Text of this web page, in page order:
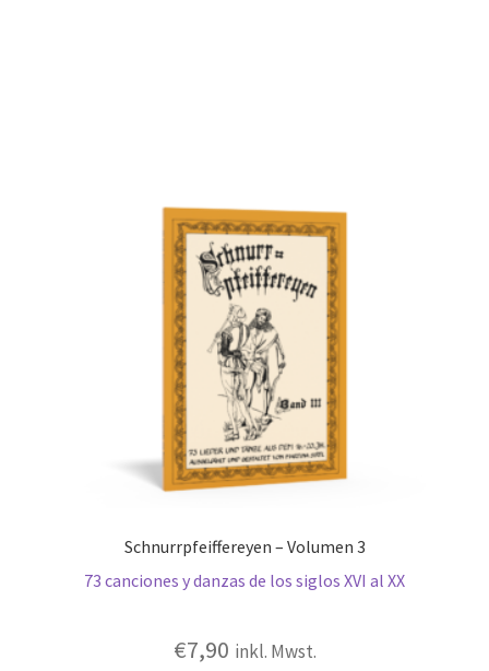
Schnurrpfeiffereyen – Volumen 3
73 canciones y danzas de los siglos XVI al XX
€7,90 inkl. Mwst.